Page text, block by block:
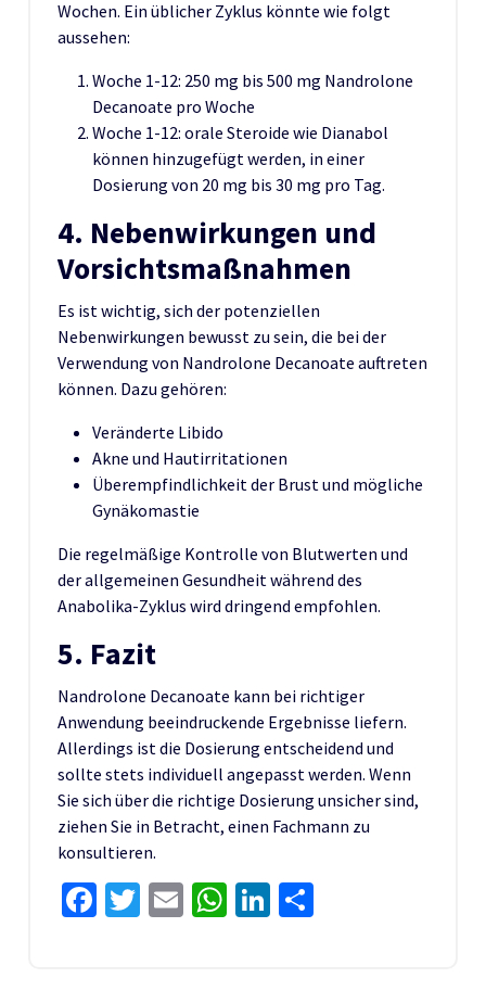
Wochen. Ein üblicher Zyklus könnte wie folgt
aussehen:
Woche 1-12: 250 mg bis 500 mg Nandrolone
Decanoate pro Woche
Woche 1-12: orale Steroide wie Dianabol
können hinzugefügt werden, in einer
Dosierung von 20 mg bis 30 mg pro Tag.
4. Nebenwirkungen und
Vorsichtsmaßnahmen
Es ist wichtig, sich der potenziellen
Nebenwirkungen bewusst zu sein, die bei der
Verwendung von Nandrolone Decanoate auftreten
können. Dazu gehören:
Veränderte Libido
Akne und Hautirritationen
Überempfindlichkeit der Brust und mögliche
Gynäkomastie
Die regelmäßige Kontrolle von Blutwerten und
der allgemeinen Gesundheit während des
Anabolika-Zyklus wird dringend empfohlen.
5. Fazit
Nandrolone Decanoate kann bei richtiger
Anwendung beeindruckende Ergebnisse liefern.
Allerdings ist die Dosierung entscheidend und
sollte stets individuell angepasst werden. Wenn
Sie sich über die richtige Dosierung unsicher sind,
ziehen Sie in Betracht, einen Fachmann zu
konsultieren.
Facebook
Twitter
EmailWhatsApp
LinkedIn